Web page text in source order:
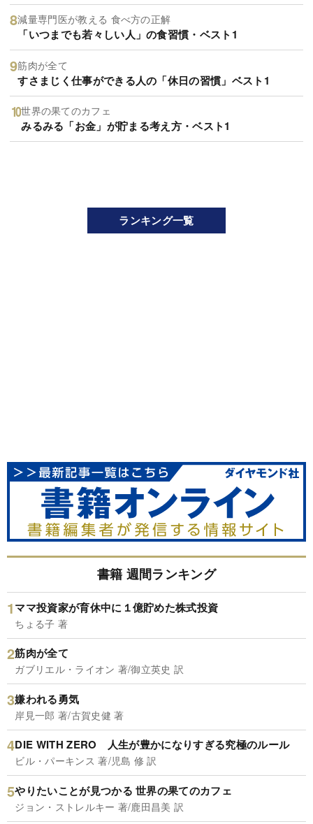
減量専門医が教える 食べ方の正解
「いつまでも若々しい人」の食習慣・ベスト1
筋肉が全て
すさまじく仕事ができる人の「休日の習慣」ベスト1
世界の果てのカフェ
みるみる「お金」が貯まる考え方・ベスト1
ランキング一覧
書籍 週間ランキング
ママ投資家が育休中に１億貯めた株式投資
ちょる子 著
筋肉が全て
ガブリエル・ライオン 著/御立英史 訳
嫌われる勇気
岸見一郎 著/古賀史健 著
DIE WITH ZERO 人生が豊かになりすぎる究極のルール
ビル・パーキンス 著/児島 修 訳
やりたいことが見つかる 世界の果てのカフェ
ジョン・ストレルキー 著/鹿田昌美 訳